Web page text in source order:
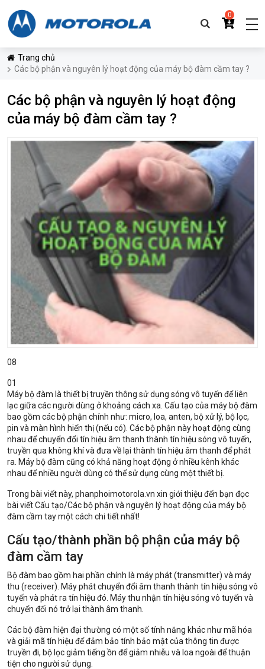
0
Trang chủ
Các bộ phận và nguyên lý hoạt động của máy bộ đàm cầm tay ?
Các bộ phận và nguyên lý hoạt động
của máy bộ đàm cầm tay ?
08
01
Máy bộ đàm là thiết bị truyền thông sử dụng sóng vô tuyến để liên
lạc giữa các người dùng ở khoảng cách xa. Cấu tạo của máy bộ đàm
bao gồm các bộ phận chính như: micro, loa, anten, bộ xử lý, bộ lọc,
pin và màn hình hiển thị (nếu có). Các bộ phận này hoạt động cùng
nhau để chuyển đổi tín hiệu âm thanh thành tín hiệu sóng vô tuyến,
truyền qua không khí và đưa về lại thành tín hiệu âm thanh để phát
ra. Máy bộ đàm cũng có khả năng hoạt động ở nhiều kênh khác
nhau để nhiều người dùng có thể sử dụng cùng một thiết bị.
Trong bài viết này, phanphoimotorola.vn xin giới thiệu đến bạn đọc
bài viết Cấu tạo/Các bộ phận và nguyên lý hoạt động của máy bộ
đàm cầm tay một cách chi tiết nhất!
Cấu tạo/thành phần bộ phận của máy bộ
đàm cầm tay
Bộ đàm bao gồm hai phần chính là máy phát (transmitter) và máy
thu (receiver). Máy phát chuyển đổi âm thanh thành tín hiệu sóng vô
tuyến và phát ra tín hiệu đó. Máy thu nhận tín hiệu sóng vô tuyến và
chuyển đổi nó trở lại thành âm thanh.
Các bộ đàm hiện đại thường có một số tính năng khác như mã hóa
và giải mã tín hiệu để đảm bảo tính bảo mật của thông tin được
truyền đi, bộ lọc giảm tiếng ồn để giảm nhiễu và loa ngoài để thuận
tiện cho người sử dụng.